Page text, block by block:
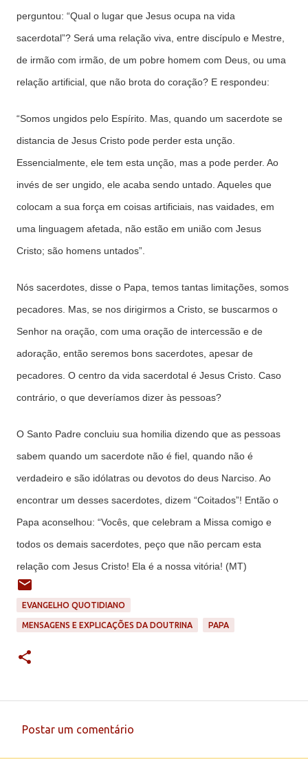
perguntou: “Qual o lugar que Jesus ocupa na vida
sacerdotal”? Será uma relação viva, entre discípulo e Mestre,
de irmão com irmão, de um pobre homem com Deus, ou uma
relação artificial, que não brota do coração? E respondeu:
“Somos ungidos pelo Espírito. Mas, quando um sacerdote se
distancia de Jesus Cristo pode perder esta unção.
Essencialmente, ele tem esta unção, mas a pode perder. Ao
invés de ser ungido, ele acaba sendo untado. Aqueles que
colocam a sua força em coisas artificiais, nas vaidades, em
uma linguagem afetada, não estão em união com Jesus
Cristo; são homens untados”.
Nós sacerdotes, disse o Papa, temos tantas limitações, somos
pecadores. Mas, se nos dirigirmos a Cristo, se buscarmos o
Senhor na oração, com uma oração de intercessão e de
adoração, então seremos bons sacerdotes, apesar de
pecadores. O centro da vida sacerdotal é Jesus Cristo. Caso
contrário, o que deveríamos dizer às pessoas?
O Santo Padre concluiu sua homilia dizendo que as pessoas
sabem quando um sacerdote não é fiel, quando não é
verdadeiro e são idólatras ou devotos do deus Narciso. Ao
encontrar um desses sacerdotes, dizem “Coitados”! Então o
Papa aconselhou: “Vocês, que celebram a Missa comigo e
todos os demais sacerdotes, peço que não percam esta
relação com Jesus Cristo! Ela é a nossa vitória! (MT)
EVANGELHO QUOTIDIANO
MENSAGENS E EXPLICAÇÕES DA DOUTRINA PAPA
Postar um comentário